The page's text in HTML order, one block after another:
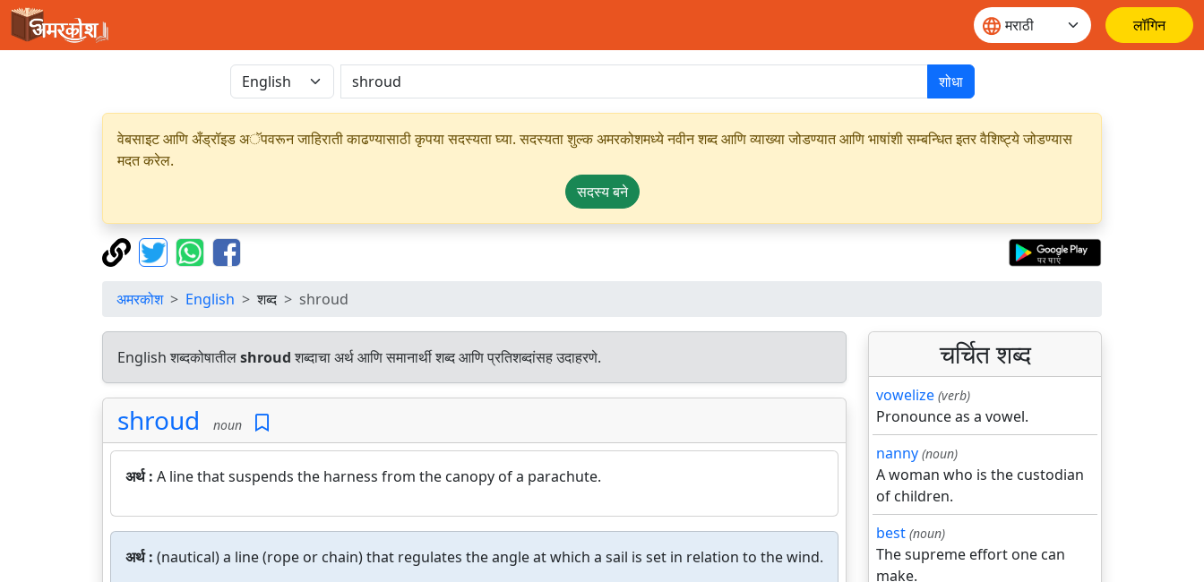
लॉगिन
शोधा
वेबसाइट आणि अँड्रॉइड अॅपवरून जाहिराती काढण्यासाठी कृपया सदस्यता घ्या. सदस्यता शुल्क अमरकोशमध्ये नवीन शब्द आणि व्याख्या जोडण्यात आणि भाषांशी सम्बन्धित इतर वैशिष्ट्ये जोडण्यास
मदत करेल.
सदस्य बने
अमरकोश English शब्द shroud
English शब्दकोषातीलshroudशब्दाचा अर्थ आणि समानार्थी शब्द आणि प्रतिशब्दांसह उदाहरणे.
shroud noun
अर्थ : A line that suspends the harness from the canopy of a parachute.
अर्थ : (nautical) a line (rope or chain) that regulates the angle at which a sail is set in relation to the wind.
चर्चित शब्द
vowelize (verb)
Pronounce as a vowel.
nanny (noun)
A woman who is the custodian
of children.
best (noun)
The supreme effort one can
make.